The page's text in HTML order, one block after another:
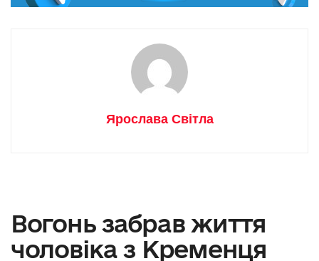
Ярослава Світла
Вогонь забрав життя
чоловіка з Кременця